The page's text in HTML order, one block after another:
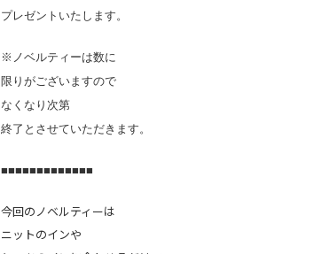
プレゼントいたします。
※ノベルティーは数に
限りがございますので
なくなり次第
終了とさせていただきます。
■■■■■■■■■■■■■
今回のノベルティーは
ニットのインや